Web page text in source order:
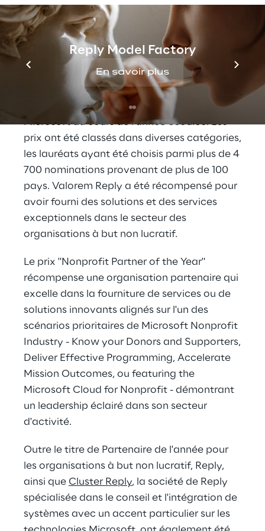
Reply Model Factory
En savoir plus
de Valorem Reply. "
Les Microsoft Partner of the Year Awards
récompensent les partenaires de Microsoft
qui ont développé et fourni des applications,
des services, des appareils et des
innovations en matière d'IA dans le cloud de
Microsoft au cours de l'année écoulée. Les
prix ont été classés dans diverses catégories,
les lauréats ayant été choisis parmi plus de 4
700 nominations provenant de plus de 100
pays. Valorem Reply a été récompensé pour
avoir fourni des solutions et des services
exceptionnels dans le secteur des
organisations à but non lucratif.
Le prix "Nonprofit Partner of the Year"
récompense une organisation partenaire qui
excelle dans la fourniture de services ou de
solutions innovants alignés sur l'un des
scénarios prioritaires de Microsoft Nonprofit
Industry - Know your Donors and Supporters,
Deliver Effective Programming, Accelerate
Mission Outcomes, ou featuring the
Microsoft Cloud for Nonprofit - démontrant
un leadership éclairé dans son secteur
d'activité.
Outre le titre de Partenaire de l'année pour
les organisations à but non lucratif, Reply,
ainsi que Cluster Reply, la société de Reply
spécialisée dans le conseil et l'intégration de
systèmes avec un accent particulier sur les